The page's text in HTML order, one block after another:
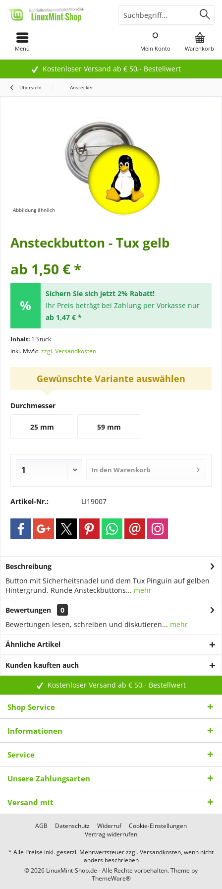
Kostenloser Versand ab € 50,- Bestellwert
Menü Warenkorb
Mein Konto
Übersicht Anstecker
Abbildung ähnlich
Ansteckbutton - Tux gelb
ab 1,50 € *
Sichern Sie sich jetzt 2% Rabatt!
Ihr Preis beträgt bei Zahlung per Vorkasse nur
ab 1,47 € *
Inhalt: 1 Stück
inkl. MwSt.zzgl. Versandkosten
Gewünschte Variante auswählen
Durchmesser
25 mm 59 mm
In den Warenkorb
Artikel-Nr.: LI19007
Beschreibung
Button mit Sicherheitsnadel und dem Tux Pinguin auf gelben
Hintergrund. Runde Ansteckbuttons... mehr
Bewertungen
0
Bewertungen lesen, schreiben und diskutieren... mehr
Ähnliche Artikel
Kunden kauften auch
Kostenloser Versand ab € 50,- Bestellwert
Shop Service
Informationen
Service
Unsere Zahlungsarten
Versand mit
AGB Datenschutz Widerruf
Cookie-Einstellungen
Vertrag widerrufen
* Alle Preise inkl. gesetzl. Mehrwertsteuer zzgl.Versandkosten, wenn nicht
anders beschrieben
© 2026 LinuxMint-Shop.de - Alle Rechte vorbehalten. Theme by
ThemeWare®